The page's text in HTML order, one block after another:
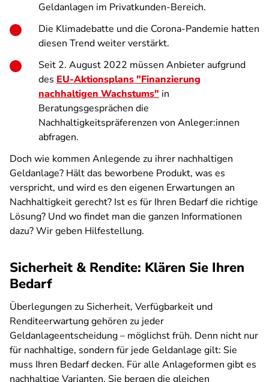
Geldanlagen im Privatkunden-Bereich.
Die Klimadebatte und die Corona-Pandemie hatten
diesen Trend weiter verstärkt.
Seit 2. August 2022 müssen Anbieter aufgrund
des EU-Aktionsplans "Finanzierung
nachhaltigen Wachstums" in
Beratungsgesprächen die
Nachhaltigkeitspräferenzen von Anleger:innen
abfragen.
Doch wie kommen Anlegende zu ihrer nachhaltigen
Geldanlage? Hält das beworbene Produkt, was es
verspricht, und wird es den eigenen Erwartungen an
Nachhaltigkeit gerecht? Ist es für Ihren Bedarf die richtige
Lösung? Und wo findet man die ganzen Informationen
dazu? Wir geben Hilfestellung.
Sicherheit & Rendite: Klären Sie Ihren
Bedarf
Überlegungen zu Sicherheit, Verfügbarkeit und
Renditeerwartung gehören zu jeder
Geldanlageentscheidung – möglichst früh. Denn nicht nur
für nachhaltige, sondern für jede Geldanlage gilt: Sie
muss Ihren Bedarf decken. Für alle Anlageformen gibt es
nachhaltige Varianten. Sie bergen die gleichen